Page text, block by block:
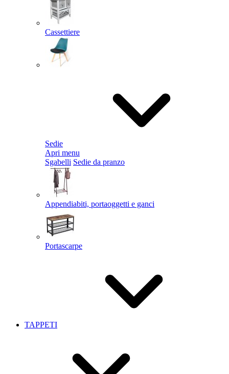
Cassettiere
Sedie
Apri menu
Sgabelli Sedie da pranzo
Appendiabiti, portaoggetti e ganci
Portascarpe
TAPPETI